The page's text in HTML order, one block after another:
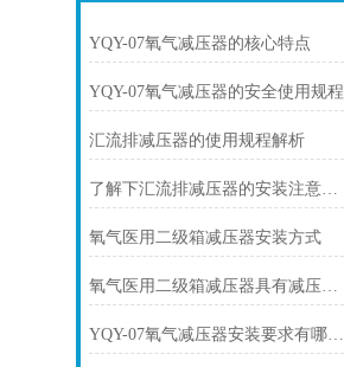
YQY-07氧气减压器的核心特点
YQY-07氧气减压器的安全使用规程
汇流排减压器的使用规程解析
了解下汇流排减压器的安装注意事项
氧气医用二级箱减压器安装方式
氧气医用二级箱减压器具有减压和截止功能
YQY-07氧气减压器安装要求有哪些？